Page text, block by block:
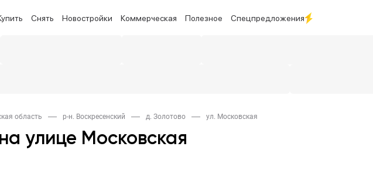
Снять Новостройки Коммерческая Полезное Спецпредложения
область р-н. Воскресенский д. Золотово ул. Московская
улице Московская